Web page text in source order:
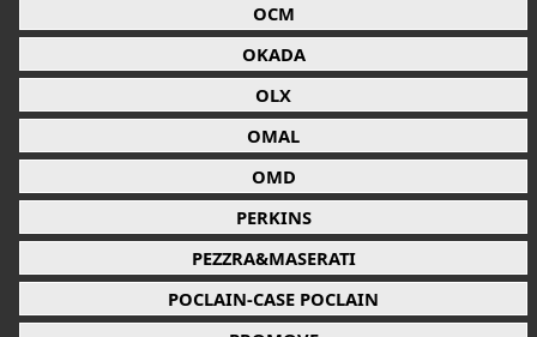
OCM
OKADA
OLX
OMAL
OMD
PERKINS
PEZZRA&MASERATI
POCLAIN-CASE POCLAIN